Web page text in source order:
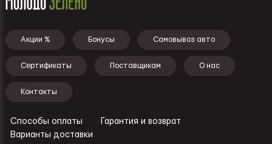
Подвал - меню
Акции % Бонусы Самовывоз авто
Сертификаты Поставщикам О нас
Контакты
Ссылки - подвал
Способы оплаты
Гарантия и возврат
Варианты доставки